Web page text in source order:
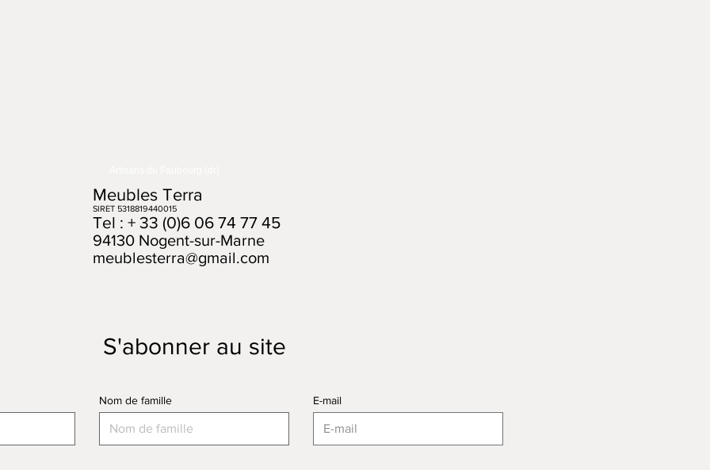
Meubles Terra
SIRET 5318819440015
Tel : + 33 (0)6 06 74 77 45
94130 Nogent-sur-Marne
meublesterra@gmail.com
S'abonner au site
Nom de famille E-mail